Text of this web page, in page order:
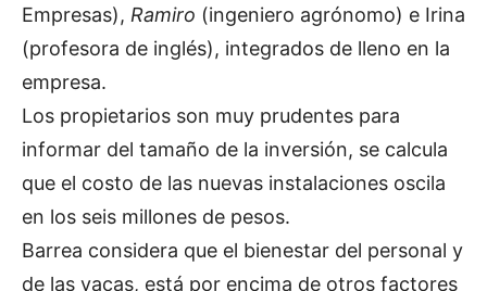
Empresas), Ramiro (ingeniero agrónomo) e Irina
(profesora de inglés), integrados de lleno en la
empresa.
Los propietarios son muy prudentes para
informar del tamaño de la inversión, se calcula
que el costo de las nuevas instalaciones oscila
en los seis millones de pesos.
Barrea considera que el bienestar del personal y
de las vacas, está por encima de otros factores